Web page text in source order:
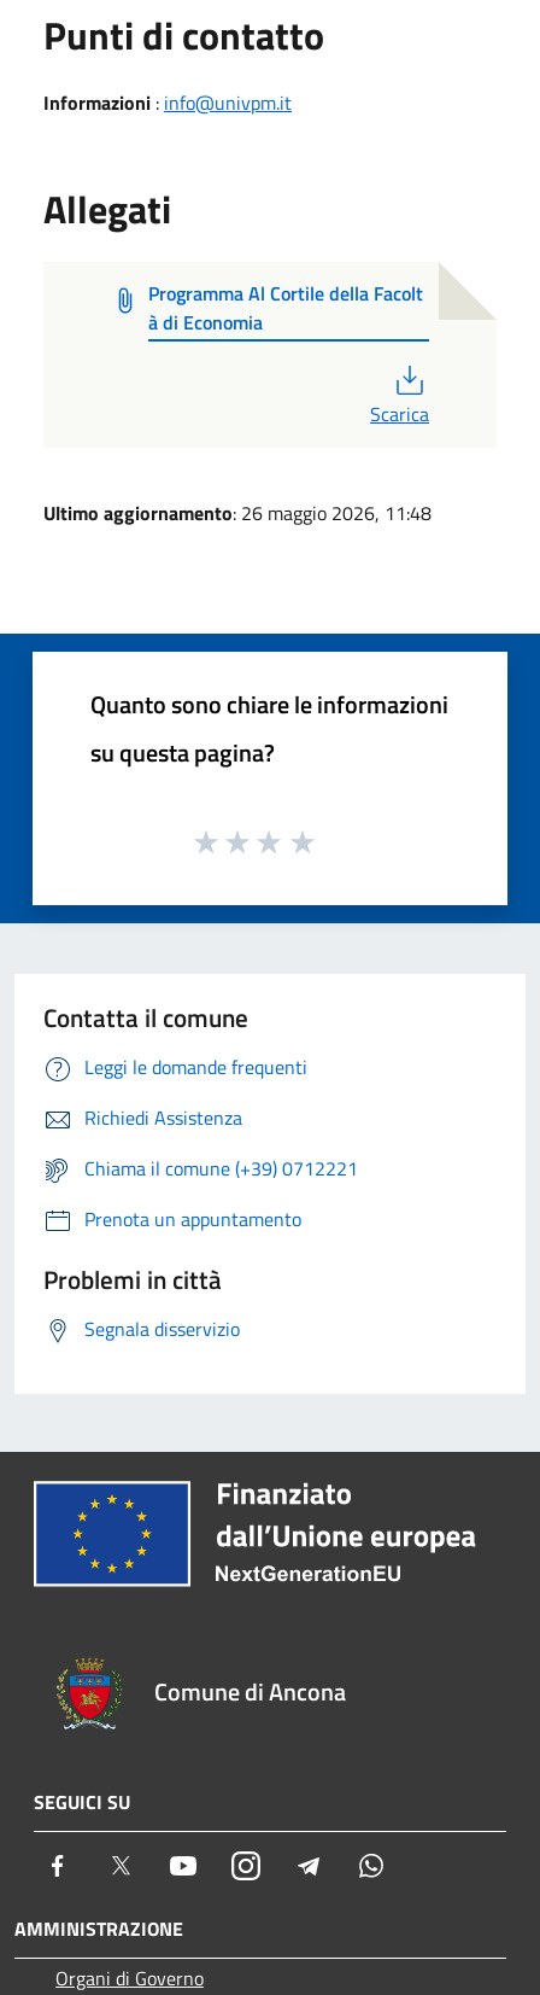
Punti di contatto
Informazioni : info@univpm.it
Allegati
Programma Al Cortile della Facolt
à di Economia
Scarica
Ultimo aggiornamento: 26 maggio 2026, 11:48
Quanto sono chiare le informazioni
su questa pagina?
Contatta il comune
Leggi le domande frequenti
Richiedi Assistenza
Chiama il comune (+39) 0712221
Prenota un appuntamento
Problemi in città
Segnala disservizio
Comune di Ancona
SEGUICI SU
Facebook Twitter YoutubeInstagram Telegram
AMMINISTRAZIONE
Organi di Governo